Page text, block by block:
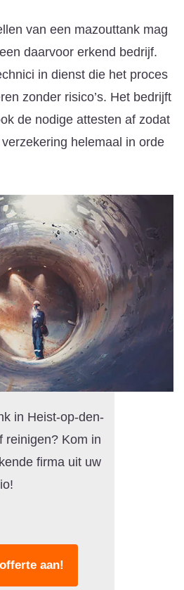
van een mazouttank mag
daarvoor erkend bedrijf.
in dienst die het proces
zonder risico’s. Het bedrijft
de nodige attesten af zodat
helemaal in orde
in Heist-op-den-
reinigen? Kom in
firma uit uw
aan!